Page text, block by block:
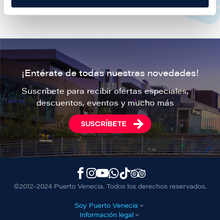
¡Entérate de todas nuestras novedades!
Suscríbete para recibir ofertas especiales,
descuentos, eventos y mucho más
SUSCRÍBETE
©2012-2024 Puerto Venecia. Todos los derechos reservados.
Soy Puerto Venecia
Información legal